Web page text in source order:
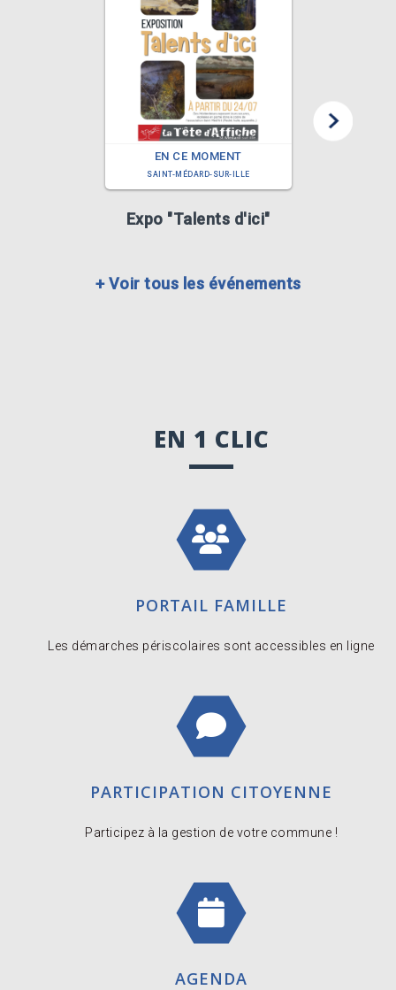
EN CE MOMENT
SAINT-MÉDARD-SUR-ILLE
Expo "Talents d'ici"
+​ Voir tous les événements
EN 1 CLIC
PORTAIL FAMILLE
Les démarches périscolaires sont accessibles en ligne
PARTICIPATION CITOYENNE
Participez à la gestion de votre commune !
AGENDA